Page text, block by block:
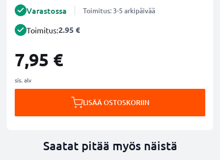
Varastossa Toimitus: 3-5 arkipäivää
Toimitus:2.95 €
7,95 €
sis. alv
LISÄÄ OSTOSKORIIN
Saatat pitää myös näistä